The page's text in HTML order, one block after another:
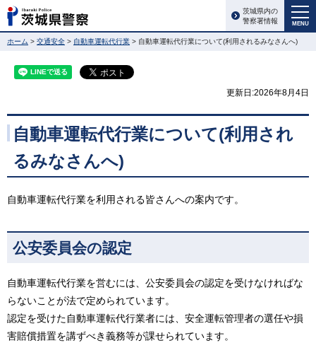
MENU
茨城県内の
警察署情報
ホーム > 交通安全 > 自動車運転代行業 > 自動車運転代行業について(利用されるみなさんへ)
更新日:2026年8月4日
自動車運転代行業について(利用され
るみなさんへ)
自動車運転代行業を利用される皆さんへの案内です。
公安委員会の認定
自動車運転代行業を営むには、公安委員会の認定を受けなければな
らないことが法で定められています。
認定を受けた自動車運転代行業者には、安全運転管理者の選任や損
害賠償措置を講ずべき義務等が課せられています。